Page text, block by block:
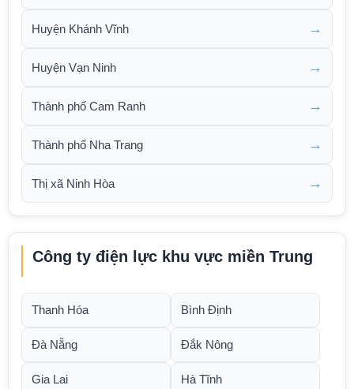
Huyện Khánh Vĩnh →
Huyện Vạn Ninh →
Thành phố Cam Ranh →
Thành phố Nha Trang →
Thị xã Ninh Hòa →
Công ty điện lực khu vực miền Trung
Thanh Hóa Bình Định
Đà Nẵng Đắk Nông
Gia Lai Hà Tĩnh